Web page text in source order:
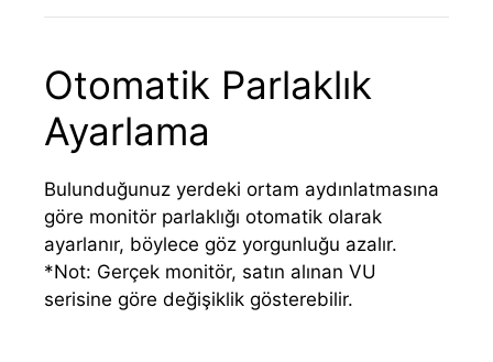
Otomatik Parlaklık
Ayarlama
Bulunduğunuz yerdeki ortam aydınlatmasına
göre monitör parlaklığı otomatik olarak
ayarlanır, böylece göz yorgunluğu azalır.
*Not: Gerçek monitör, satın alınan VU
serisine göre değişiklik gösterebilir.